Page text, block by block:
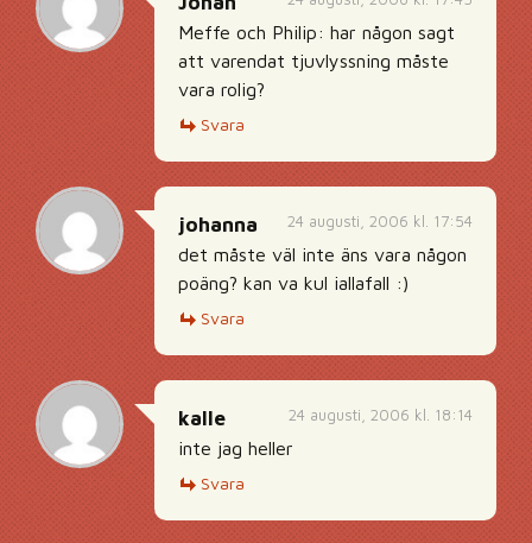
Meffe och Philip: har någon sagt
att varendat tjuvlyssning måste
vara rolig?
Svara
24 augusti, 2006 kl. 17:54
johanna
det måste väl inte äns vara någon
poäng? kan va kul iallafall :)
Svara
24 augusti, 2006 kl. 18:14
kalle
inte jag heller
Svara